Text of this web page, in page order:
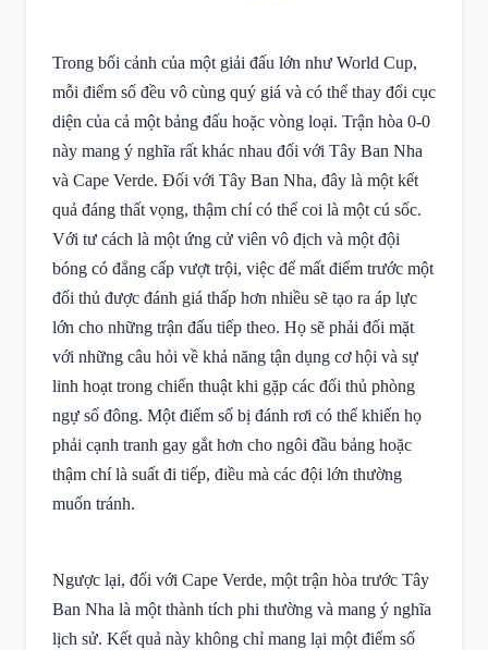
Trong bối cảnh của một giải đấu lớn như World Cup,
mỗi điểm số đều vô cùng quý giá và có thể thay đổi cục
diện của cả một bảng đấu hoặc vòng loại. Trận hòa 0-0
này mang ý nghĩa rất khác nhau đối với Tây Ban Nha
và Cape Verde. Đối với Tây Ban Nha, đây là một kết
quả đáng thất vọng, thậm chí có thể coi là một cú sốc.
Với tư cách là một ứng cử viên vô địch và một đội
bóng có đẳng cấp vượt trội, việc để mất điểm trước một
đối thủ được đánh giá thấp hơn nhiều sẽ tạo ra áp lực
lớn cho những trận đấu tiếp theo. Họ sẽ phải đối mặt
với những câu hỏi về khả năng tận dụng cơ hội và sự
linh hoạt trong chiến thuật khi gặp các đối thủ phòng
ngự số đông. Một điểm số bị đánh rơi có thể khiến họ
phải cạnh tranh gay gắt hơn cho ngôi đầu bảng hoặc
thậm chí là suất đi tiếp, điều mà các đội lớn thường
muốn tránh.
Ngược lại, đối với Cape Verde, một trận hòa trước Tây
Ban Nha là một thành tích phi thường và mang ý nghĩa
lịch sử. Kết quả này không chỉ mang lại một điểm số